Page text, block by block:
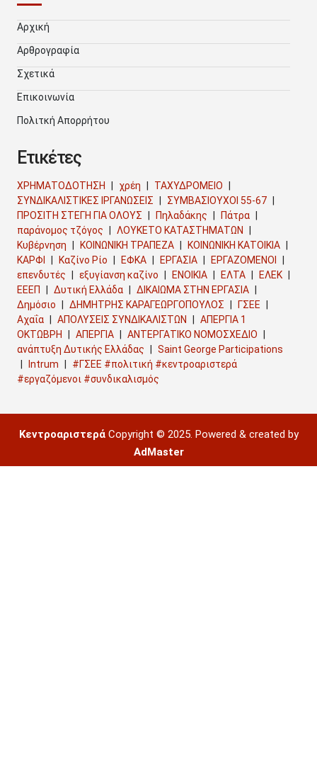
Αρχική
Αρθρογραφία
Σχετικά
Επικοινωνία
Πολιτκή Απορρήτου
Ετικέτες
ΧΡΗΜΑΤΟΔΟΤΗΣΗ χρέη
ΤΑΧΥΔΡΟΜΕΙΟ
ΣΥΝΔΙΚΑΛΙΣΤΙΚΕΣ ΙΡΓΑΝΩΣΕΙΣ
ΣΥΜΒΑΣΙΟΥΧΟΙ 55-67
ΠΡΟΣΙΤΗ ΣΤΕΓΗ ΓΙΑ ΟΛΟΥΣ
Πηλαδάκης
Πάτρα
παράνομος τζόγος
ΛΟΥΚΕΤΟ ΚΑΤΑΣΤΗΜΑΤΩΝ
Κυβέρνηση
ΚΟΙΝΩΝΙΚΗ ΤΡΑΠΕΖΑ
ΚΟΙΝΩΝΙΚΗ ΚΑΤΟΙΚΙΑ
ΚΑΡΦΙ
Καζίνο Ρίο ΕΦΚΑ ΕΡΓΑΣΙΑ
ΕΡΓΑΖΟΜΕΝΟΙ
επενδυτές
εξυγίανση καζίνο ΕΝΟΙΚΙΑ ΕΛΤΑ
ΕΛΕΚ
ΕΕΕΠ
Δυτική Ελλάδα
ΔΙΚΑΙΩΜΑ ΣΤΗΝ ΕΡΓΑΣΙΑ
Δημόσιο
ΔΗΜΗΤΡΗΣ ΚΑΡΑΓΕΩΡΓΟΠΟΥΛΟΣ
ΓΣΕΕ
Αχαΐα
ΑΠΟΛΥΣΕΙΣ ΣΥΝΔΙΚΑΛΙΣΤΩΝ
ΑΠΕΡΓΙΑ 1
ΟΚΤΩΒΡΗ
ΑΠΕΡΓΙΑ
ΑΝΤΕΡΓΑΤΙΚΟ ΝΟΜΟΣΧΕΔΙΟ
ανάπτυξη Δυτικής Ελλάδας
Saint George Participations
Intrum
#ΓΣΕΕ #πολιτική #κεντροαριστερά
#εργαζόμενοι #συνδικαλισμός
ΚεντροαριστεράCopyright © 2025. Powered & created by
AdMaster